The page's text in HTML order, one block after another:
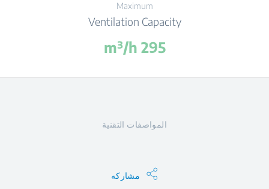
Maximum
Ventilation Capacity
295 m³/h
المواصفات التقنية
مشاركه